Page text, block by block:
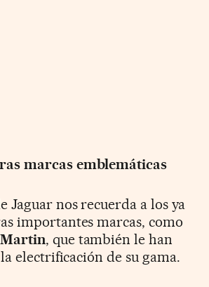
marcas emblemáticas
Jaguar nos recuerda a los ya
importantes marcas, como
, que también le han
electrificación de su gama.